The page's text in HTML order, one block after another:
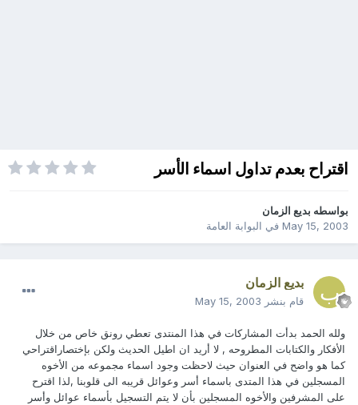
اقتراح بعدم تداول اسماء الأسر
بواسطه بديع الزمان
May 15, 2003في البوابة العامة
بديع الزمان
قام بنشر May 15, 2003
ولله الحمد بدأت المشاركات في هذا المنتدى تعطي رونق خاص من خلال
الأفكار والكتابات المطروحه , لا أريد ان اطيل الحديث ولكن بإختصاراقتراحي
كما هو واضح في العنوان حيث لاحظت وجود اسماء مجموعه من الأخوه
المسجلين في هذا المتدى باسماء أسر وعوائل قريبه الى قلوبنا ,لذا اقترح
على المشرفين والأخوه المسجلين بأن لا يتم التسجيل بأسماء عوائل وأسر